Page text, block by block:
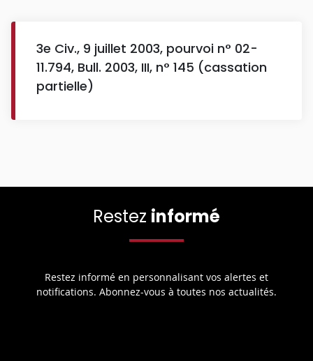
3e Civ., 9 juillet 2003, pourvoi n° 02-
11.794, Bull. 2003, III, n° 145 (cassation
partielle)
Restez informé
Restez informé en personnalisant vos alertes et
notifications. Abonnez-vous à toutes nos actualités.